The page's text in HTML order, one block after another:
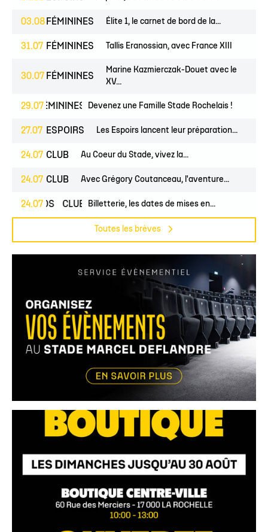
03.08 FÉMININES Élite 1, le carnet de bord de la...
31.07 FÉMININES Tallis Eranossian, avec France XIII
30.07 FÉMININES
Marine Kazmierczak-Douet avec le
XV...
29.07
FÉMININES CLUBDevenez une Famille Stade Rochelais !
27.07 ESPOIRS Les Espoirs lancent leur préparation...
24.07 CLUB Au Coeur du Stade, vivez la...
24.07 CLUB Avec Grégory Coutanceau, l'aventure...
24.07
PROS CLUB Billetterie, les dates de mises en...
Toutes les brèves